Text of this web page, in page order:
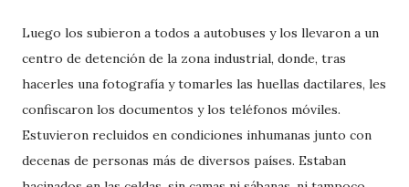
Luego los subieron a todos a autobuses y los llevaron a un
centro de detención de la zona industrial, donde, tras
hacerles una fotografía y tomarles las huellas dactilares, les
confiscaron los documentos y los teléfonos móviles.
Estuvieron recluidos en condiciones inhumanas junto con
decenas de personas más de diversos países. Estaban